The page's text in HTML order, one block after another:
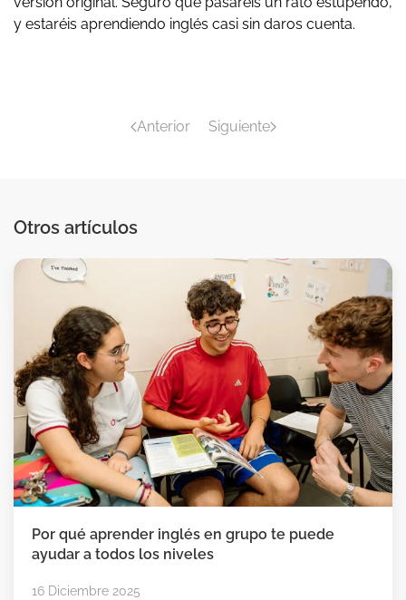
y estaréis aprendiendo inglés casi sin daros cuenta.
Anterior Siguiente
Otros artículos
Por qué aprender inglés en grupo te puede
ayudar a todos los niveles
16 Diciembre 2025